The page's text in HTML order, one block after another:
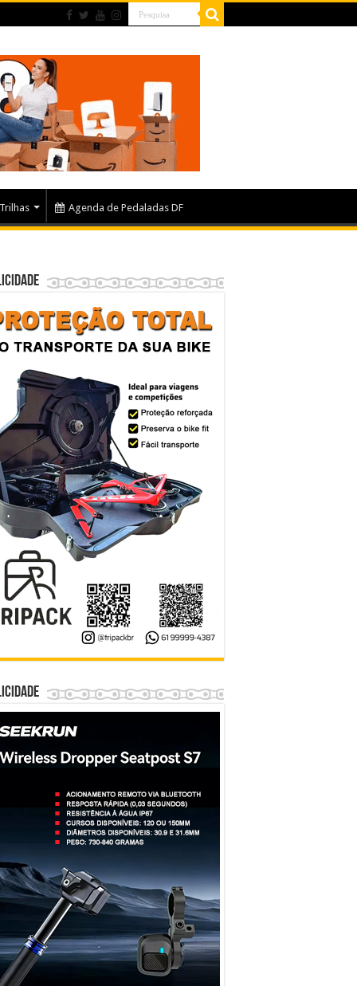
Trilhas Agenda de Pedaladas DF